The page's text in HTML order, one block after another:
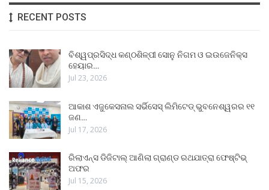
RECENT POSTS
ବିଶ୍ୱପ୍ରସିଦ୍ଧ କଣ୍ଠଶିଳ୍ପୀ ସୋନୁ ନିଗମ ଓ ଇଉଜେନିକ୍ସ
ହେୟାର…
Jul 23, 2026
ଆକାଶ ଏଜୁକେସନାଲ ସର୍ଭିସେସ୍ ଲିମିଟେଡ୍ ଭୁବନେଶ୍ୱରର ୧୧
ଜଣ…
Jul 17, 2026
ରିଲାଏନ୍ସ ଡିଜିଟାଲ୍ ଆଣିଲା ଗ୍ରାଣ୍ଡ ରଥଯାତ୍ରା ଫେଷ୍ଟିଭ୍
ଅଫର
Jul 15, 2026